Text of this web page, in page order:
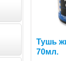
Тушь
70мл.